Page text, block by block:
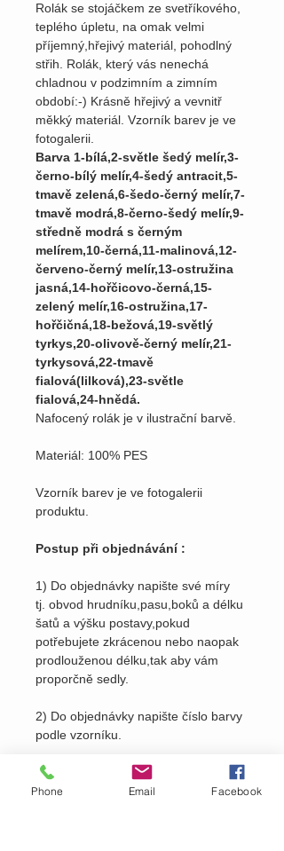
Rolák se stojáčkem ze svetříkového,
teplého úpletu, na omak velmi
příjemný,hřejivý materiál, pohodlný
střih. Rolák, který vás nenechá
chladnou v podzimním a zimním
období:-) Krásně hřejivý a vevnitř
měkký materiál. Vzorník barev je ve
fotogalerii.
Barva 1-bílá,2-světle šedý melír,3-
černo-bílý melír,4-šedý antracit,5-
tmavě zelená,6-šedo-černý melír,7-
tmavě modrá,8-černo-šedý melír,9-
středně modrá s černým
melírem,10-černá,11-malinová,12-
červeno-černý melír,13-ostružina
jasná,14-hořčicovo-černá,15-
zelený melír,16-ostružina,17-
hořčičná,18-bežová,19-světlý
tyrkys,20-olivově-černý melír,21-
tyrkysová,22-tmavě
fialová(lilková),23-světle
fialová,24-hnědá.
Nafocený rolák je v ilustrační barvě.
Materiál: 100% PES
Vzorník barev je ve fotogalerii
produktu.
Postup při objednávání :
1) Do objednávky napište své míry
tj. obvod hrudníku,pasu,boků a délku
šatů a výšku postavy,pokud
potřebujete zkrácenou nebo naopak
prodlouženou délku,tak aby vám
proporčně sedly.
2) Do objednávky napište číslo barvy
podle vzorníku.
Střih vám mohu ušít i z jiného
materálu, cena oděvu se pak odvíjí
Phone Email Facebook